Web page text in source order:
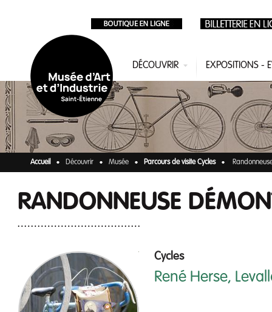
DÉCOUVRIR EXPOSITIONS -
Accueil Découvrir Musée Parcours de visite Cycles
RANDONNEUSE
Cycles
René Herse,